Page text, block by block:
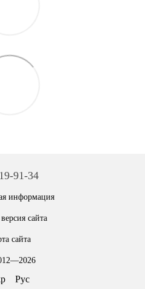
91-34
информация
сайта
сайта
Рус